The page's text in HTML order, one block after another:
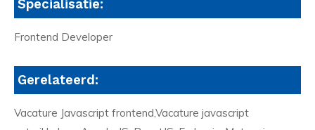
Specialisatie:
Frontend Developer
Gerelateerd:
Vacature Javascript frontend,Vacature javascript